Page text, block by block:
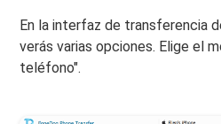
En la interfaz de transferencia
verás varias opciones. Elige el
teléfono".